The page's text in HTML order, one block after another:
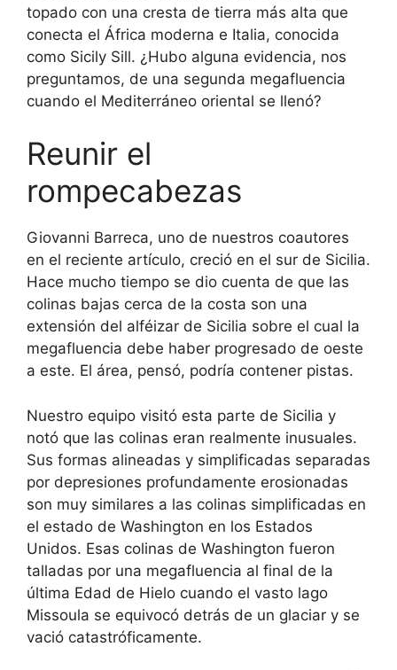
topado con una cresta de tierra más alta que
conecta el África moderna e Italia, conocida
como Sicily Sill. ¿Hubo alguna evidencia, nos
preguntamos, de una segunda megafluencia
cuando el Mediterráneo oriental se llenó?
Reunir el
rompecabezas
Giovanni Barreca, uno de nuestros coautores
en el reciente artículo, creció en el sur de Sicilia.
Hace mucho tiempo se dio cuenta de que las
colinas bajas cerca de la costa son una
extensión del alféizar de Sicilia sobre el cual la
megafluencia debe haber progresado de oeste
a este. El área, pensó, podría contener pistas.
Nuestro equipo visitó esta parte de Sicilia y
notó que las colinas eran realmente inusuales.
Sus formas alineadas y simplificadas separadas
por depresiones profundamente erosionadas
son muy similares a las colinas simplificadas en
el estado de Washington en los Estados
Unidos. Esas colinas de Washington fueron
talladas por una megafluencia al final de la
última Edad de Hielo cuando el vasto lago
Missoula se equivocó detrás de un glaciar y se
vació catastróficamente.